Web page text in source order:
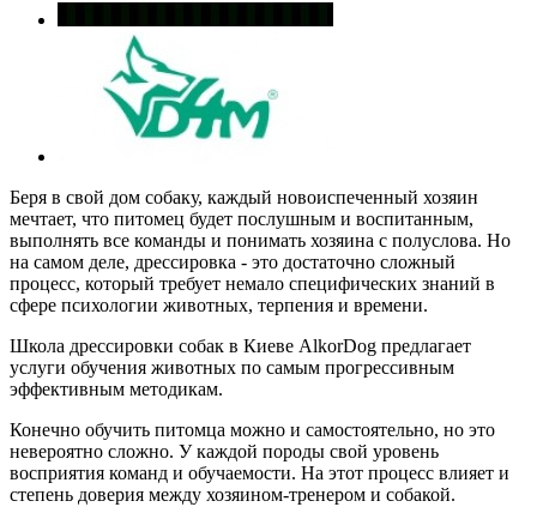
Беря в свой дом собаку, каждый новоиспеченный хозяин
мечтает, что питомец будет послушным и воспитанным,
выполнять все команды и понимать хозяина с полуслова. Но
на самом деле, дрессировка - это достаточно сложный
процесс, который требует немало специфических знаний в
сфере психологии животных, терпения и времени.
Школа дрессировки собак в Киеве AlkorDog предлагает
услуги обучения животных по самым прогрессивным
эффективным методикам.
Конечно обучить питомца можно и самостоятельно, но это
невероятно сложно. У каждой породы свой уровень
восприятия команд и обучаемости. На этот процесс влияет и
степень доверия между хозяином-тренером и собакой.